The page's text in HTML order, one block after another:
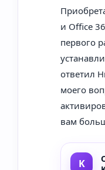
и Office
первого
ответил
моего
вам